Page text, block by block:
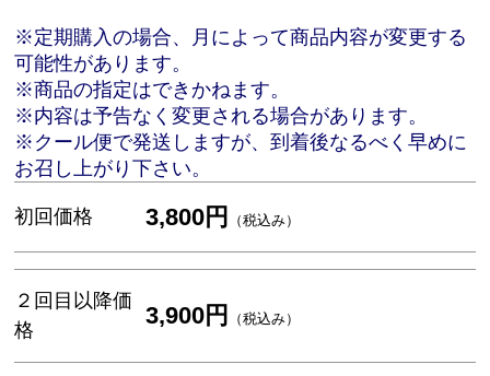
※定期購入の場合、月によって商品内容が変更する
可能性があります。
※商品の指定はできかねます。
※内容は予告なく変更される場合があります。
※クール便で発送しますが、到着後なるべく早めに
お召し上がり下さい。
初回価格 3,800円 （税込み）
２回目以降価
格
3,900円 （税込み）